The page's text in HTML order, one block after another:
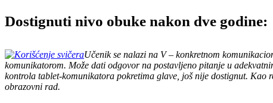
Dostignuti nivo obuke nakon dve godine:
Učenik se nalazi na V – konkretnom
komunikatorom. Može dati odgovor na postavljeno pitanje u
kontrola tablet-komunikatora pokretima glave, još nije dostignut. Kao
obrazovni rad.